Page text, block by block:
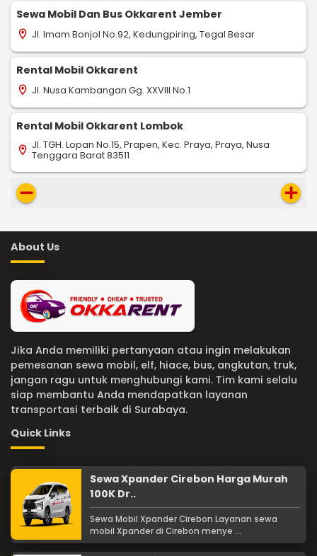
Sewa Mobil Dan Bus Okkarent Jember
location_on Jl. Imam Bonjol No.92, Kedungpiring, Tegal Besar
Rental Mobil Okkarent
location_on Jl. Nusa Kambangan Gg. XXVIII No.1
Rental Mobil Okkarent Lombok
location_on Jl. TGH. Lopan No.15, Prapen, Kec. Praya, Praya, Nusa
Tenggara Barat 83511
remove add
About Us
Jika Anda memiliki pertanyaan atau ingin melakukan
pemesanan sewa mobil, elf, hiace, bus, angkutan, truk,
jangan ragu untuk menghubungi kami. Tim kami selalu
siap membantu Anda mendapatkan layanan
transportasi terbaik di Surabaya.
Quick Links
Sewa Xpander Cirebon Harga Murah
100K Dr..
Sewa Mobil Xpander Cirebon Layanan sewa
mobil Xpander di Cirebon menye ...